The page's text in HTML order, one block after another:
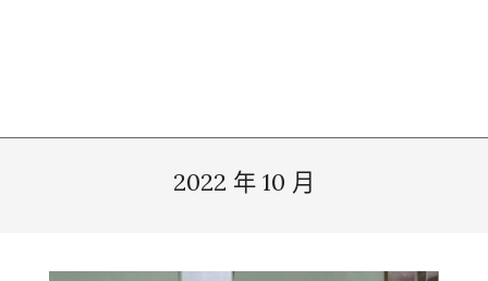
2022 年 10 月